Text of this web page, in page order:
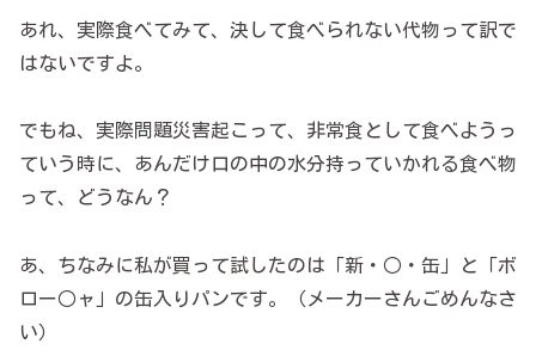
あれ、実際食べてみて、決して食べられない代物って訳で
はないですよ。
でもね、実際問題災害起こって、非常食として食べようっ
ていう時に、あんだけ口の中の水分持っていかれる食べ物
って、どうなん？
あ、ちなみに私が買って試したのは「新・○・缶」と「ボ
ロー○ャ」の缶入りパンです。（メーカーさんごめんなさ
い）